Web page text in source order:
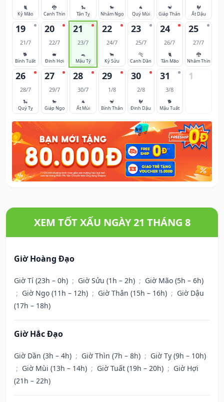
🐈
Kỷ Mão
🐉
Canh Thìn
🐍
Tân Tỵ
🐎
Nhâm Ngọ
🐐
Quý Mùi
🐒
Giáp Thân
🐓
Ất Dậu
19
21/7
🐕
Bính Tuất
20
22/7
🐖
Đinh Hợi
21
23/7
🐀
Mậu Tý
22
24/7
🐂
Kỷ Sửu
23
25/7
🐅
Canh Dần
24
26/7
🐈
Tân Mão
25
27/7
🐉
Nhâm Thìn
26
28/7
🐍
Quý Tỵ
27
29/7
🐎
Giáp Ngọ
28
30/7
🐐
Ất Mùi
29
1/8
🐒
Bính Thân
30
2/8
🐓
Đinh Dậu
31
3/8
🐕
Mậu Tuất
1
XEM TỐT XẤU NGÀY 21 THÁNG 8
Giờ Hoàng Đạo
Giờ Tí (23h – 0h) ; Giờ Sửu (1h – 2h) ; Giờ Mão (5h – 6h)
; Giờ Ngọ (11h – 12h) ; Giờ Thân (15h – 16h) ; Giờ Dậu
(17h – 18h)
Giờ Hắc Đạo
Giờ Dần (3h – 4h) ; Giờ Thìn (7h – 8h) ; Giờ Tỵ (9h – 10h)
; Giờ Mùi (13h – 14h) ; Giờ Tuất (19h – 20h) ; Giờ Hợi
(21h – 22h)